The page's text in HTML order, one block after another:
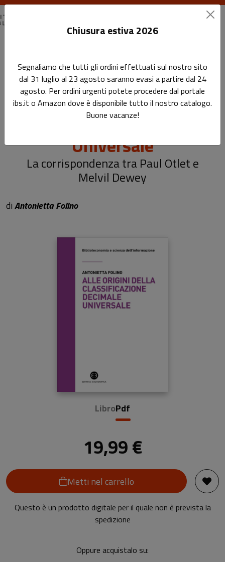
Alle origini della Classificazione Decimale Universale
Alle origini della
Classificazione Decimale
Universale
La corrispondenza tra Paul Otlet e
Melvil Dewey
diAntonietta Folino
LibroPdf
19,99 €
Metti nel carrello
Questo è un prodotto digitale per il quale non è prevista la
spedizione
Oppure acquistalo su:
Chiusura estiva 2026
Segnaliamo che tutti gli ordini effettuati sul nostro sito
dal 31 luglio al 23 agosto saranno evasi a partire dal 24
agosto. Per ordini urgenti potete procedere dal portale
ibs.it o Amazon dove è disponibile tutto il nostro catalogo.
Buone vacanze!